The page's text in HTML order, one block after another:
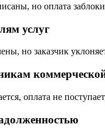
но оплата
услуг
но заказчик
оплата не